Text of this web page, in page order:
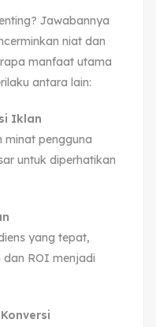
Jawabannya
niat dan
manfaat utama
antara lain:
Iklan
minat pengguna
untuk diperhatikan
yang tepat,
ROI menjadi